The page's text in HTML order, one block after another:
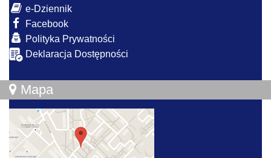
e-Dziennik
Facebook
Polityka Prywatności
Deklaracja Dostępności
Mapa